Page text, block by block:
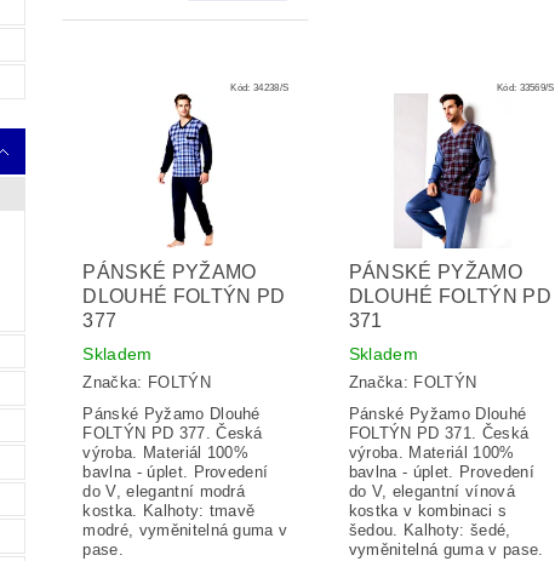
Kód:34238/S
PÁNSKÉ PYŽAMO
DLOUHÉ FOLTÝN PD
377
Skladem
Značka: FOLTÝN
Pánské Pyžamo Dlouhé
FOLTÝN PD 377. Česká
výroba. Materiál 100%
bavlna - úplet. Provedení
do V, elegantní modrá
kostka. Kalhoty: tmavě
modré, vyměnitelná guma v
pase.
Kód: 33569/S
PÁNSKÉ PYŽAMO
DLOUHÉ FOLTÝN PD
371
Skladem
Značka: FOLTÝN
Pánské Pyžamo Dlouhé
FOLTÝN PD 371. Česká
výroba. Materiál 100%
bavlna - úplet. Provedení
do V, elegantní vínová
kostka v kombinaci s
šedou. Kalhoty: šedé,
vyměnitelná guma v pase.